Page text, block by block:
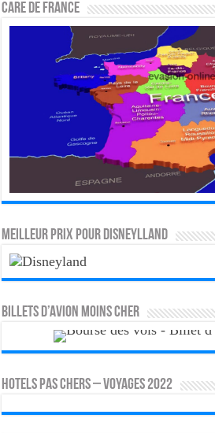
CARE DE FRANCE
MEILLEUR PRIX POUR DISNEYLLAND
Billets d’avion moins cher
HOTELS PAS CHERS – VOYAGES 2022